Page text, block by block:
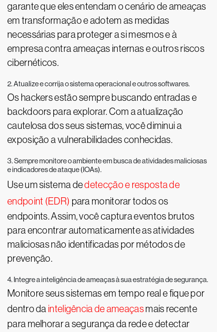
garante que eles entendam o cenário de ameaças
em transformação e adotem as medidas
necessárias para proteger a si mesmos e à
empresa contra ameaças internas e outros riscos
cibernéticos.
2. Atualize e corrija o sistema operacional e outros softwares.
Os hackers estão sempre buscando entradas e
backdoors para explorar. Com a atualização
cautelosa dos seus sistemas, você diminui a
exposição a vulnerabilidades conhecidas.
3. Sempre monitore o ambiente em busca de atividades maliciosas
e indicadores de ataque (IOAs).
Use um sistema dedetecção e resposta de
endpoint (EDR) para monitorar todos os
endpoints. Assim, você captura eventos brutos
para encontrar automaticamente as atividades
maliciosas não identificadas por métodos de
prevenção.
4. Integre a inteligência de ameaças à sua estratégia de segurança.
Monitore seus sistemas em tempo real e fique por
dentro da inteligência de ameaçasmais recente
para melhorar a segurança da rede e detectar